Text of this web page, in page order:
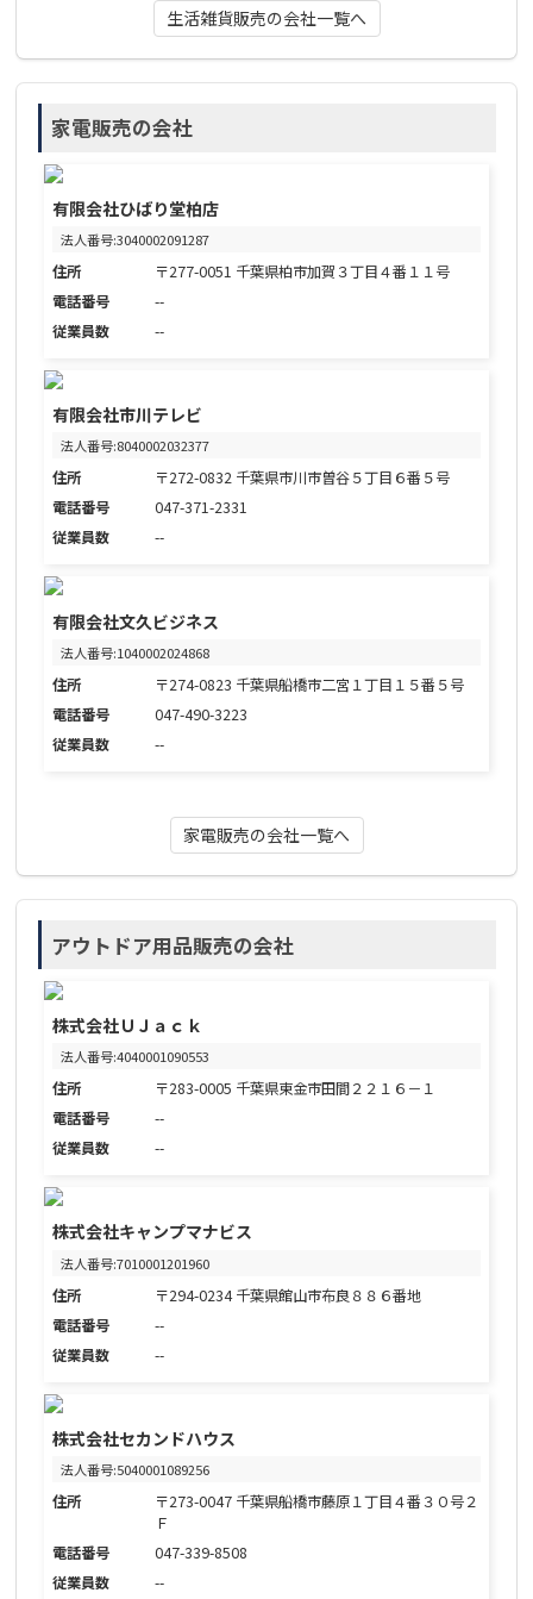
生活雑貨販売の会社一覧へ
家電販売の会社
有限会社ひばり堂柏店
法人番号:3040002091287
住所
〒277-0051 千葉県柏市加賀３丁目４番１１号
電話番号
--
従業員数
--
有限会社市川テレビ
法人番号:8040002032377
住所
〒272-0832 千葉県市川市曽谷５丁目６番５号
電話番号
047-371-2331
従業員数
--
有限会社文久ビジネス
法人番号:1040002024868
住所
〒274-0823 千葉県船橋市二宮１丁目１５番５号
電話番号
047-490-3223
従業員数
--
家電販売の会社一覧へ
アウトドア用品販売の会社
株式会社ＵＪａｃｋ
法人番号:4040001090553
住所
〒283-0005 千葉県東金市田間２２１６－１
電話番号
--
従業員数
--
株式会社キャンプマナビス
法人番号:7010001201960
住所
〒294-0234 千葉県館山市布良８８６番地
電話番号
--
従業員数
--
株式会社セカンドハウス
法人番号:5040001089256
住所
〒273-0047 千葉県船橋市藤原１丁目４番３０号２
Ｆ
電話番号
047-339-8508
従業員数
--